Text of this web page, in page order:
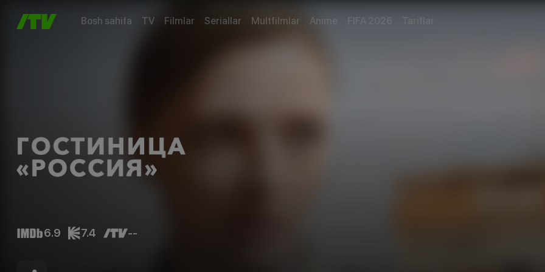
Bosh sahifa TV Filmlar Seriallar Multfilmlar Anime FIFA 2026 Tariflar
6.9 7.4 --